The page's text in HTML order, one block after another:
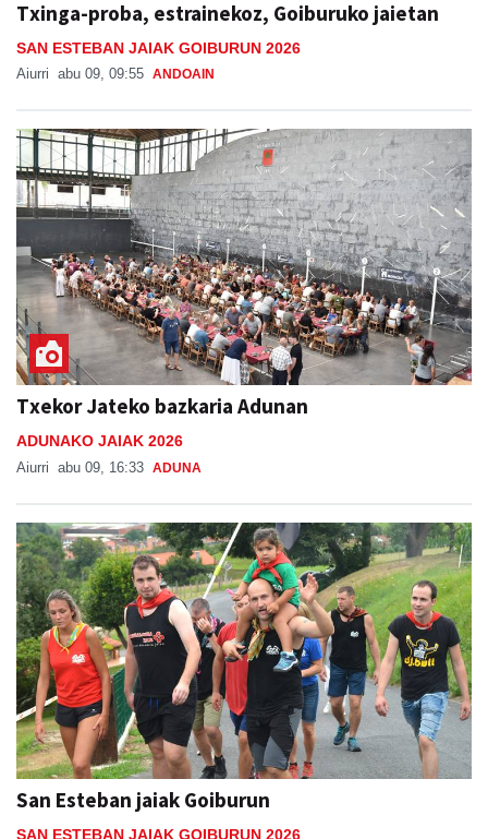
Txinga-proba, estrainekoz, Goiburuko jaietan
SAN ESTEBAN JAIAK GOIBURUN 2026
Aiurri abu 09, 09:55 ANDOAIN
Txekor Jateko bazkaria Adunan
ADUNAKO JAIAK 2026
Aiurri abu 09, 16:33 ADUNA
San Esteban jaiak Goiburun
SAN ESTEBAN JAIAK GOIBURUN 2026